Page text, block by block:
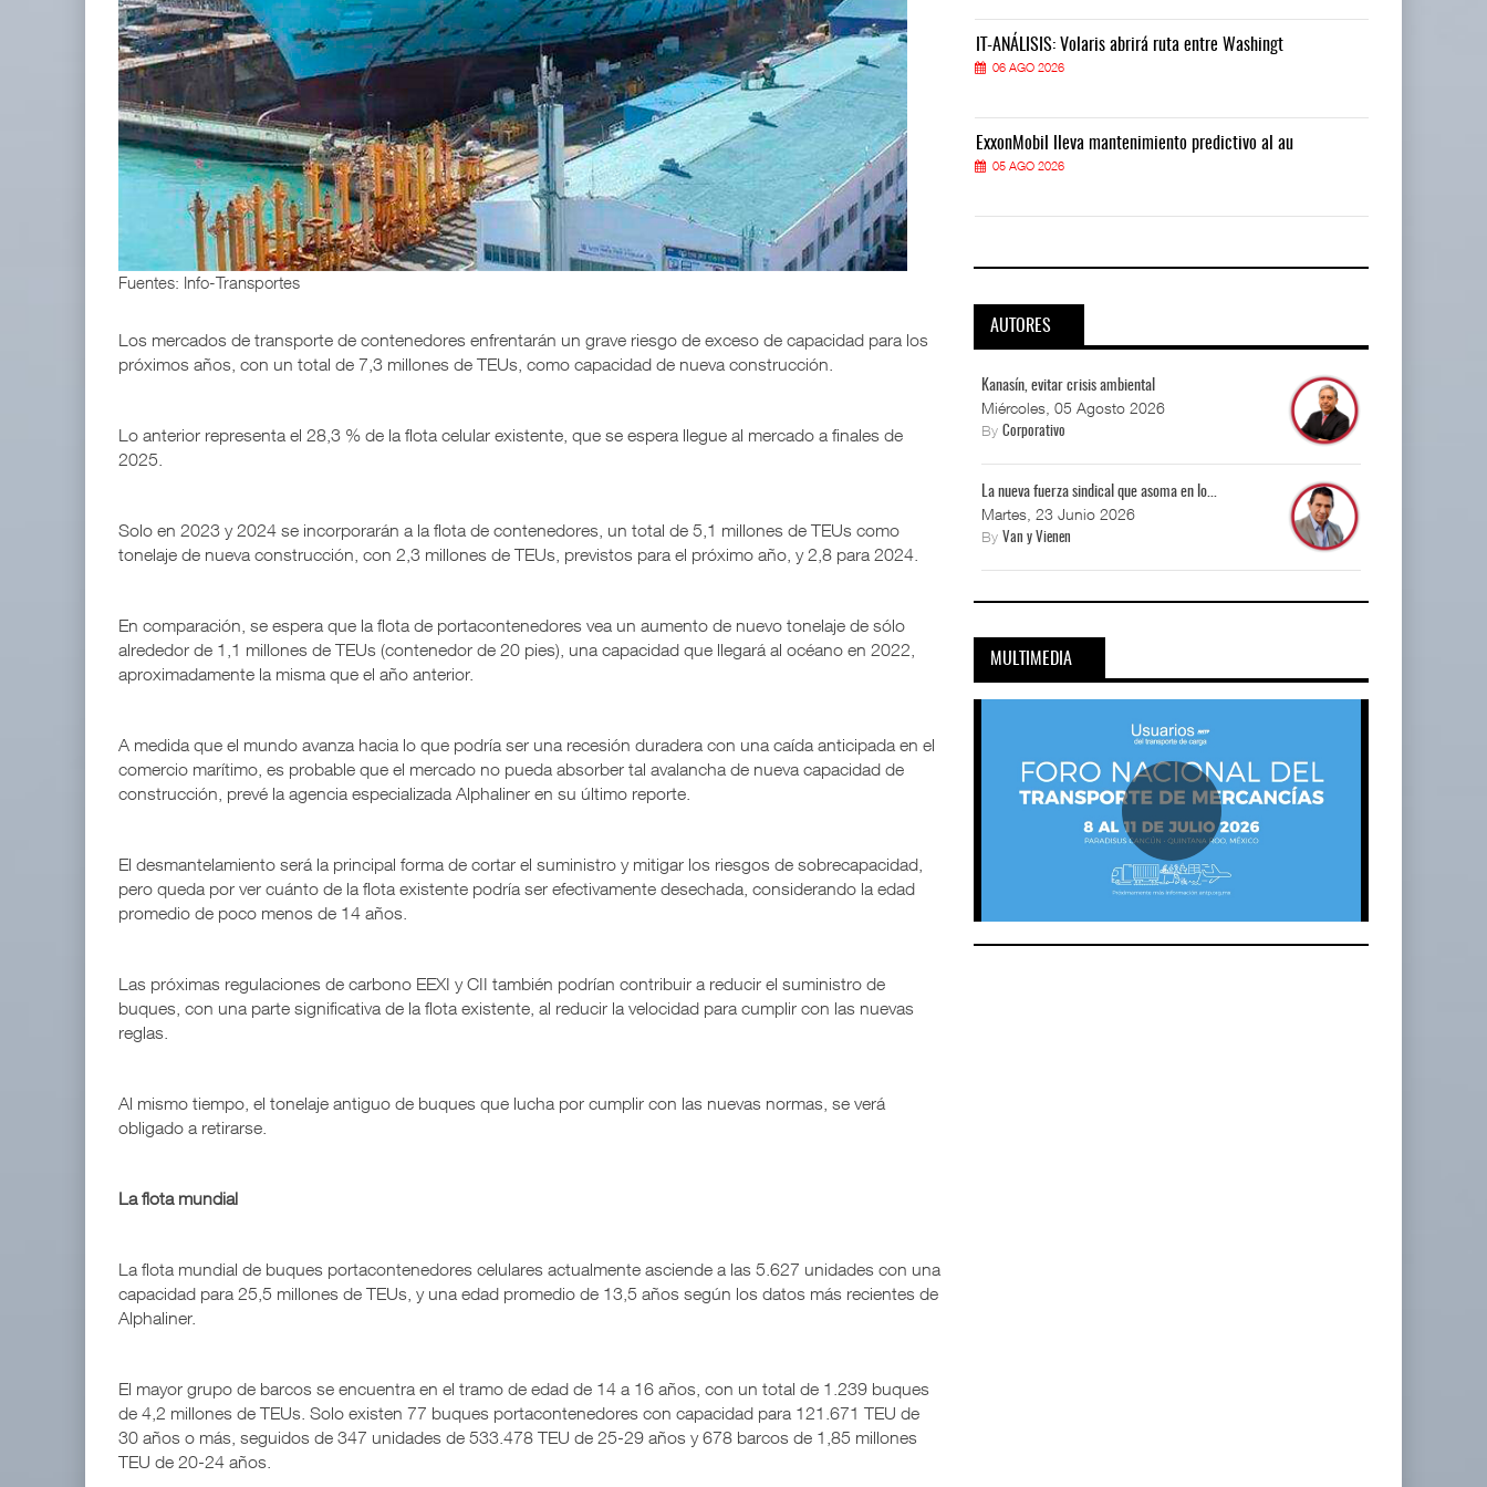
Fuentes: Info-Transportes
Los mercados de transporte de contenedores enfrentarán un grave riesgo de exceso de capacidad para los
próximos años, con un total de 7,3 millones de TEUs, como capacidad de nueva construcción.
Lo anterior representa el 28,3 % de la flota celular existente, que se espera llegue al mercado a finales de
2025.
Solo en 2023 y 2024 se incorporarán a la flota de contenedores, un total de 5,1 millones de TEUs como
tonelaje de nueva construcción, con 2,3 millones de TEUs, previstos para el próximo año, y 2,8 para 2024.
En comparación, se espera que la flota de portacontenedores vea un aumento de nuevo tonelaje de sólo
alrededor de 1,1 millones de TEUs (contenedor de 20 pies), una capacidad que llegará al océano en 2022,
aproximadamente la misma que el año anterior.
A medida que el mundo avanza hacia lo que podría ser una recesión duradera con una caída anticipada en el
comercio marítimo, es probable que el mercado no pueda absorber tal avalancha de nueva capacidad de
construcción, prevé la agencia especializada Alphaliner en su último reporte.
El desmantelamiento será la principal forma de cortar el suministro y mitigar los riesgos de sobrecapacidad,
pero queda por ver cuánto de la flota existente podría ser efectivamente desechada, considerando la edad
promedio de poco menos de 14 años.
Las próximas regulaciones de carbono EEXI y CII también podrían contribuir a reducir el suministro de
buques, con una parte significativa de la flota existente, al reducir la velocidad para cumplir con las nuevas
reglas.
Al mismo tiempo, el tonelaje antiguo de buques que lucha por cumplir con las nuevas normas, se verá
obligado a retirarse.
La flota mundial
La flota mundial de buques portacontenedores celulares actualmente asciende a las 5.627 unidades con una
capacidad para 25,5 millones de TEUs, y una edad promedio de 13,5 años según los datos más recientes de
Alphaliner.
El mayor grupo de barcos se encuentra en el tramo de edad de 14 a 16 años, con un total de 1.239 buques
de 4,2 millones de TEUs. Solo existen 77 buques portacontenedores con capacidad para 121.671 TEU de
30 años o más, seguidos de 347 unidades de 533.478 TEU de 25-29 años y 678 barcos de 1,85 millones
TEU de 20-24 años.
IT-ANÁLISIS: Volaris abrirá ruta entre Washingt
06 AGO 2026
ExxonMobil lleva mantenimiento predictivo al au
05 AGO 2026
IT-ANÁLISIS: Volaris abrirá ruta entre Washingt
06 AGO 2026
ExxonMobil lleva mantenimiento predictivo al au
05 AGO 2026
IT-ANÁLISIS: Volaris abrirá ruta entre Washingt
06 AGO 2026
ExxonMobil lleva mantenimiento predictivo al au
05 AGO 2026
AUTORES
Kanasín, evitar crisis ambiental
Miércoles, 05 Agosto 2026
ByCorporativo
La nueva fuerza sindical que asoma en lo...
Martes, 23 Junio 2026
ByVan y Vienen
MULTIMEDIA